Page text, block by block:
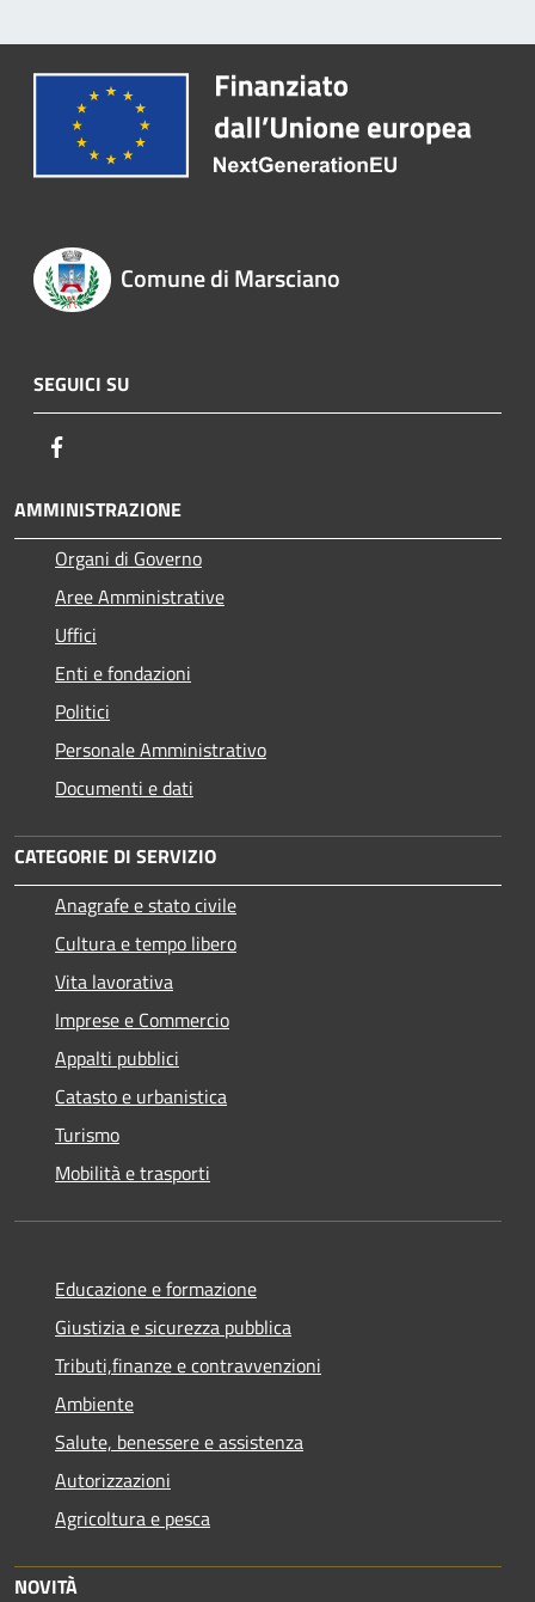
Comune di Marsciano
SEGUICI SU
AMMINISTRAZIONE
Organi di Governo
Aree Amministrative
Uffici
Enti e fondazioni
Politici
Personale Amministrativo
Documenti e dati
CATEGORIE DI SERVIZIO
Anagrafe e stato civile
Cultura e tempo libero
Vita lavorativa
Imprese e Commercio
Appalti pubblici
Catasto e urbanistica
Turismo
Mobilità e trasporti
Educazione e formazione
Giustizia e sicurezza pubblica
Tributi,finanze e contravvenzioni
Ambiente
Salute, benessere e assistenza
Autorizzazioni
Agricoltura e pesca
NOVITÀ